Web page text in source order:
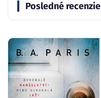
Posledné recenzie